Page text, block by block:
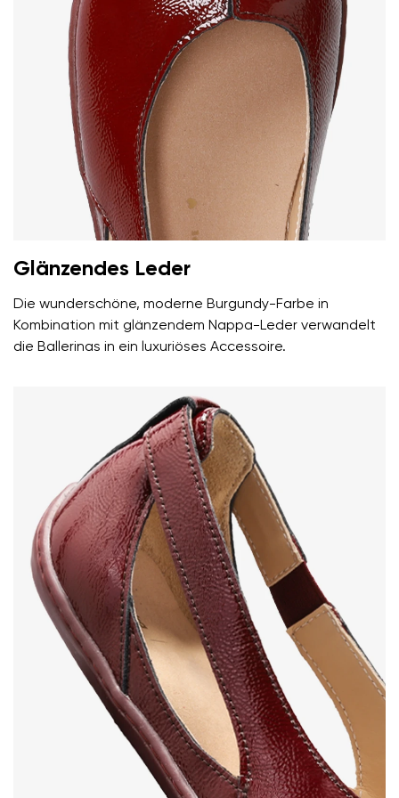
Glänzendes Leder
Die wunderschöne, moderne Burgundy-Farbe in
Kombination mit glänzendem Nappa-Leder verwandelt
die Ballerinas in ein luxuriöses Accessoire.
Ihr Vor- und Nachname